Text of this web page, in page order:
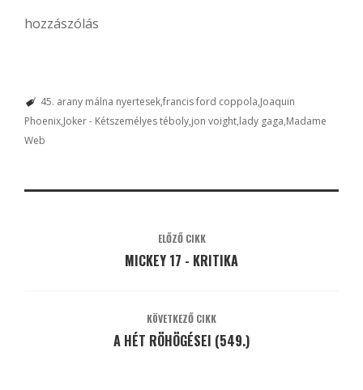
hozzászólás
45. arany málna nyertesekfrancis ford coppola Joaquin
Phoenix Joker - Kétszemélyes téboly jon voight lady gaga Madame
Web
ELŐZŐ CIKK
MICKEY 17 - KRITIKA
KÖVETKEZŐ CIKK
A HÉT RÖHÖGÉSEI (549.)